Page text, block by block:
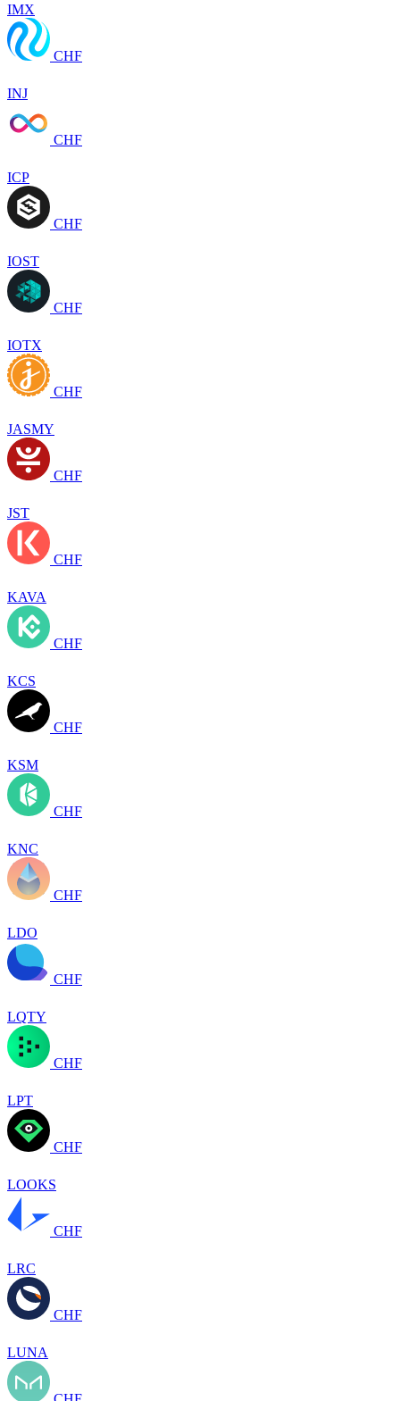
IMX
CHF
INJ
CHF
ICP
CHF
IOST
CHF
IOTX
CHF
JASMY
CHF
JST
CHF
KAVA
CHF
KCS
CHF
KSM
CHF
KNC
CHF
LDO
CHF
LQTY
CHF
LPT
CHF
LOOKS
CHF
LRC
CHF
LUNA